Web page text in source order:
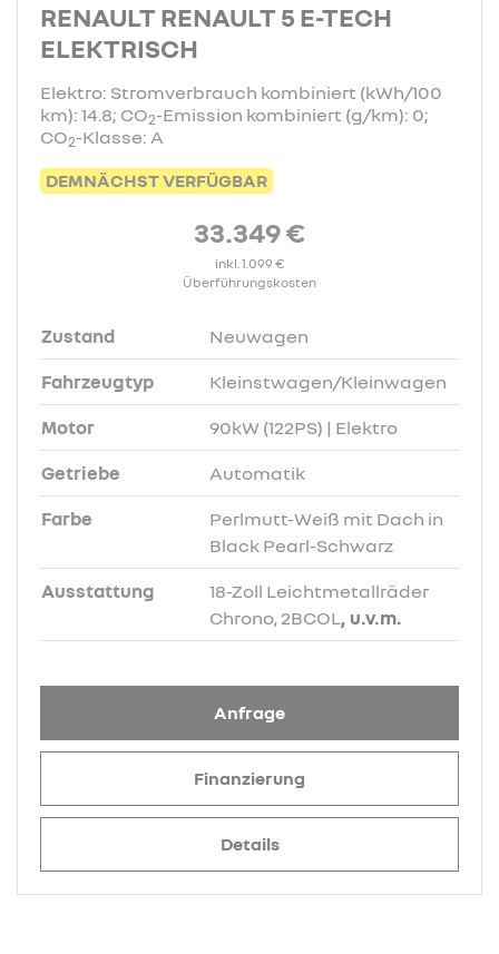
RENAULT RENAULT 5 E-TECH
ELEKTRISCH
Elektro: Stromverbrauch kombiniert (kWh/100
km): 14.8; CO2-Emission kombiniert (g/km): 0;
CO2-Klasse: A
DEMNÄCHST VERFÜGBAR
33.349 €
inkl. 1.099 €
Überführungskosten
Zustand Neuwagen
Fahrzeugtyp Kleinstwagen/Kleinwagen
Motor 90kW (122PS) | Elektro
Getriebe Automatik
Farbe
Perlmutt-Weiß mit Dach in
Black Pearl-Schwarz
Ausstattung
18-Zoll Leichtmetallräder
Chrono, 2BCOL, u.v.m.
Anfrage
Finanzierung
Details